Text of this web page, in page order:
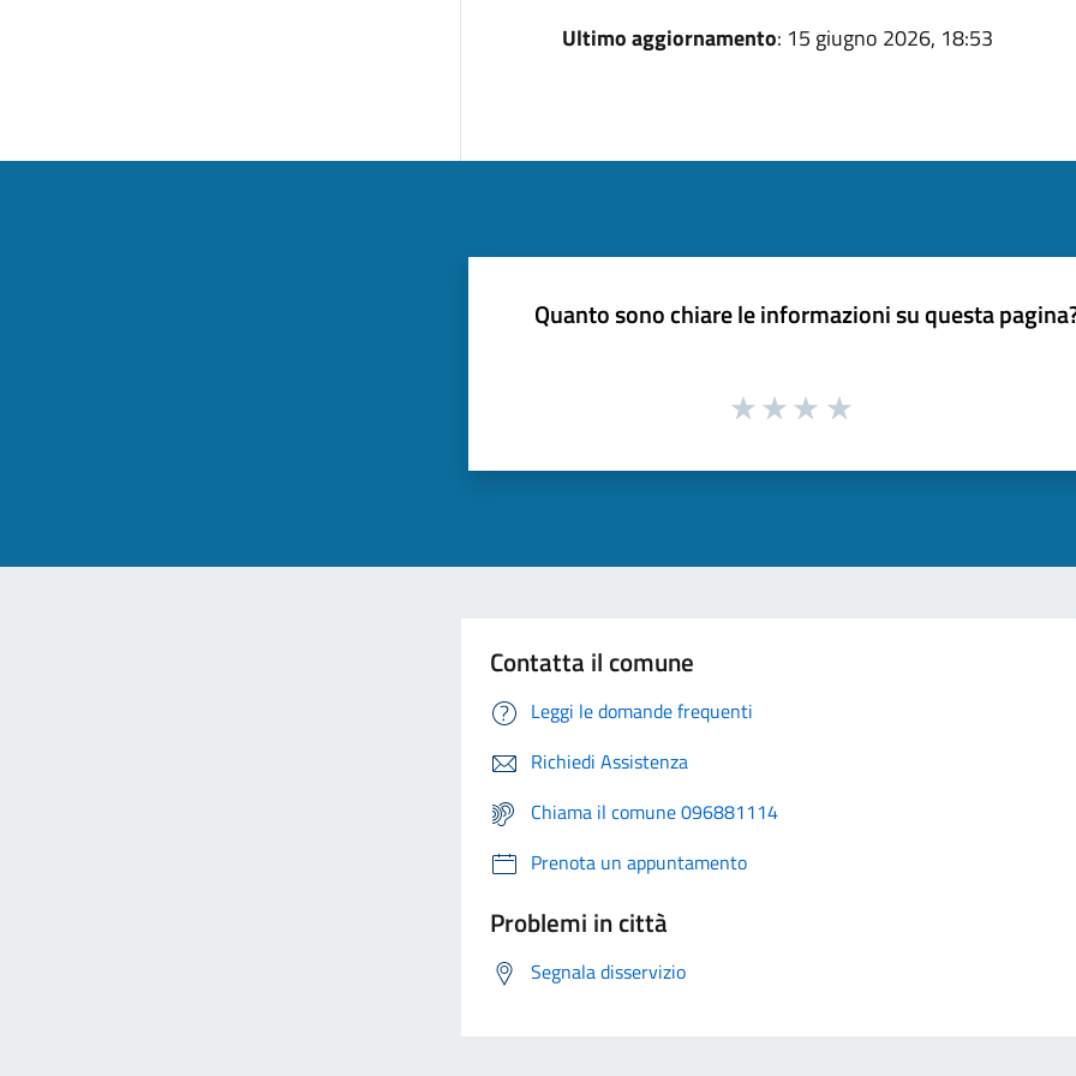
Ultimo aggiornamento: 15 giugno 2026, 18:53
Quanto sono chiare le informazioni su questa
Contatta il comune
Leggi le domande frequenti
Richiedi Assistenza
Chiama il comune 096881114
Prenota un appuntamento
Problemi in città
Segnala disservizio